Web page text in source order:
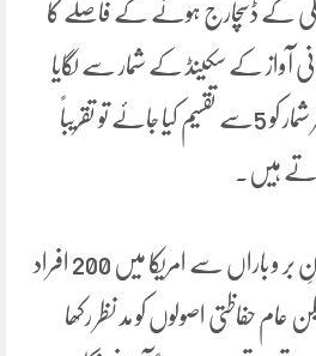
بجلی کے ڈسچارج ہونے کے فاصلے کا
آواز کے سکینڈ کے شمار سے لگایا
جاسکتا ہے۔ سکینڈ کے نمبر شمار کو 5سے تقسیم کیا جائے تو تقریباً
ہیں۔
ہر سال آسمانی بجلی اور طوفانِ بر و باراں سے امریکا میں 200 افراد
حفاظتی اصولوں کو مد نظر رکھا